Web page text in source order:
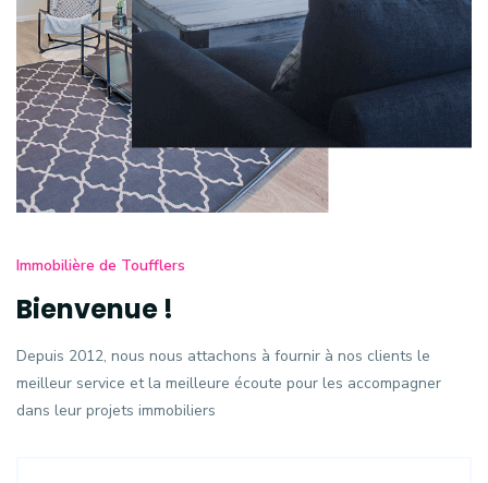
Immobilière de Toufflers
Bienvenue !
Depuis 2012, nous nous attachons à fournir à nos clients le
meilleur service et la meilleure écoute pour les accompagner
dans leur projets immobiliers